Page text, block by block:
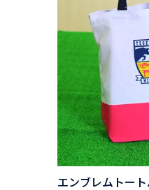
エンブレムトー